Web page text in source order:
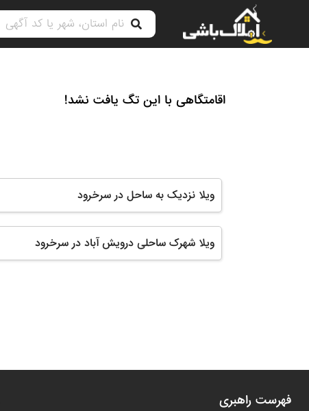
اقامتگاهی با این تگ یافت نشد!
ویلا نزدیک به ساحل در سرخرود
ویلا شهرک ساحلی درویش آباد در سرخرود
فهرست راهبری